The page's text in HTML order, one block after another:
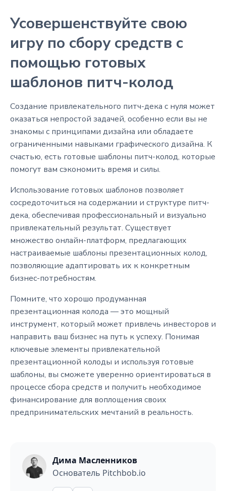
Усовершенствуйте свою
игру по сбору средств с
помощью готовых
шаблонов питч-колод
Создание привлекательного питч-дека с нуля может
оказаться непростой задачей, особенно если вы не
знакомы с принципами дизайна или обладаете
ограниченными навыками графического дизайна. К
счастью, есть готовые шаблоны питч-колод, которые
помогут вам сэкономить время и силы.
Использование готовых шаблонов позволяет
сосредоточиться на содержании и структуре питч-
дека, обеспечивая профессиональный и визуально
привлекательный результат. Существует
множество онлайн-платформ, предлагающих
настраиваемые шаблоны презентационных колод,
позволяющие адаптировать их к конкретным
бизнес-потребностям.
Помните, что хорошо продуманная
презентационная колода — это мощный
инструмент, который может привлечь инвесторов и
направить ваш бизнес на путь к успеху. Понимая
ключевые элементы привлекательной
презентационной колоды и используя готовые
шаблоны, вы сможете уверенно ориентироваться в
процессе сбора средств и получить необходимое
финансирование для воплощения своих
предпринимательских мечтаний в реальность.
Дима Масленников
Основатель Pitchbob.io